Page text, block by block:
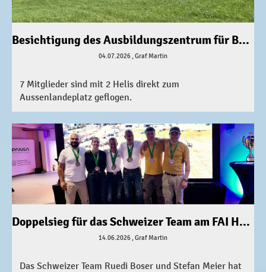
Besichtigung des Ausbildungszentrum für Bergwacht in Bad Tölz
04.07.2026, Graf Martin
7 Mitglieder sind mit 2 Helis direkt zum
Aussenlandeplatz geflogen.
Doppelsieg für das Schweizer Team am FAI Helicopter World Cup 2026 in Polen
14.06.2026, Graf Martin
Das Schweizer Team Ruedi Boser und Stefan Meier hat